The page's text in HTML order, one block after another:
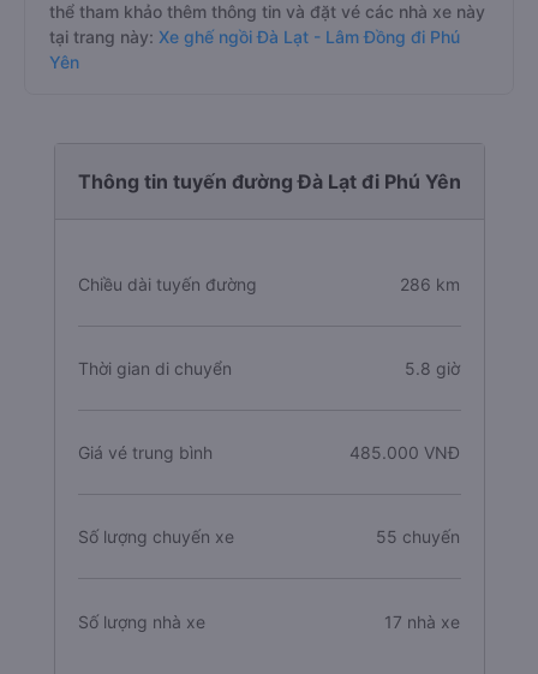
thể tham khảo thêm thông tin và đặt vé các nhà xe này
tại trang này: Xe ghế ngồi Đà Lạt - Lâm Đồng đi Phú
Yên
Thông tin tuyến đường Đà Lạt đi Phú Yên
Chiều dài tuyến đường 286 km
Thời gian di chuyển 5.8 giờ
Giá vé trung bình 485.000 VNĐ
Số lượng chuyến xe 55 chuyến
Số lượng nhà xe 17 nhà xe